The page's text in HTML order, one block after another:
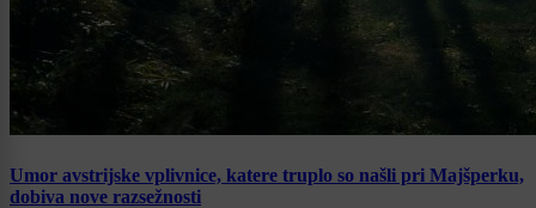
Umor avstrijske vplivnice, katere truplo so našli pri Majšperku,
dobiva nove razsežnosti